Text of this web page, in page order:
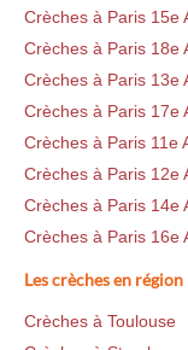
Crèches à Paris 15e
Crèches à Paris 18e
Crèches à Paris 13e
Crèches à Paris 17e
Crèches à Paris 11e
Crèches à Paris 12e
Crèches à Paris 14e
Crèches à Paris 16e
Les crèches en région
Crèches à Toulouse